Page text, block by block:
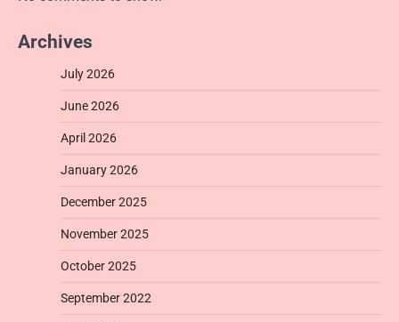
Archives
July 2026
June 2026
April 2026
January 2026
December 2025
November 2025
October 2025
September 2022